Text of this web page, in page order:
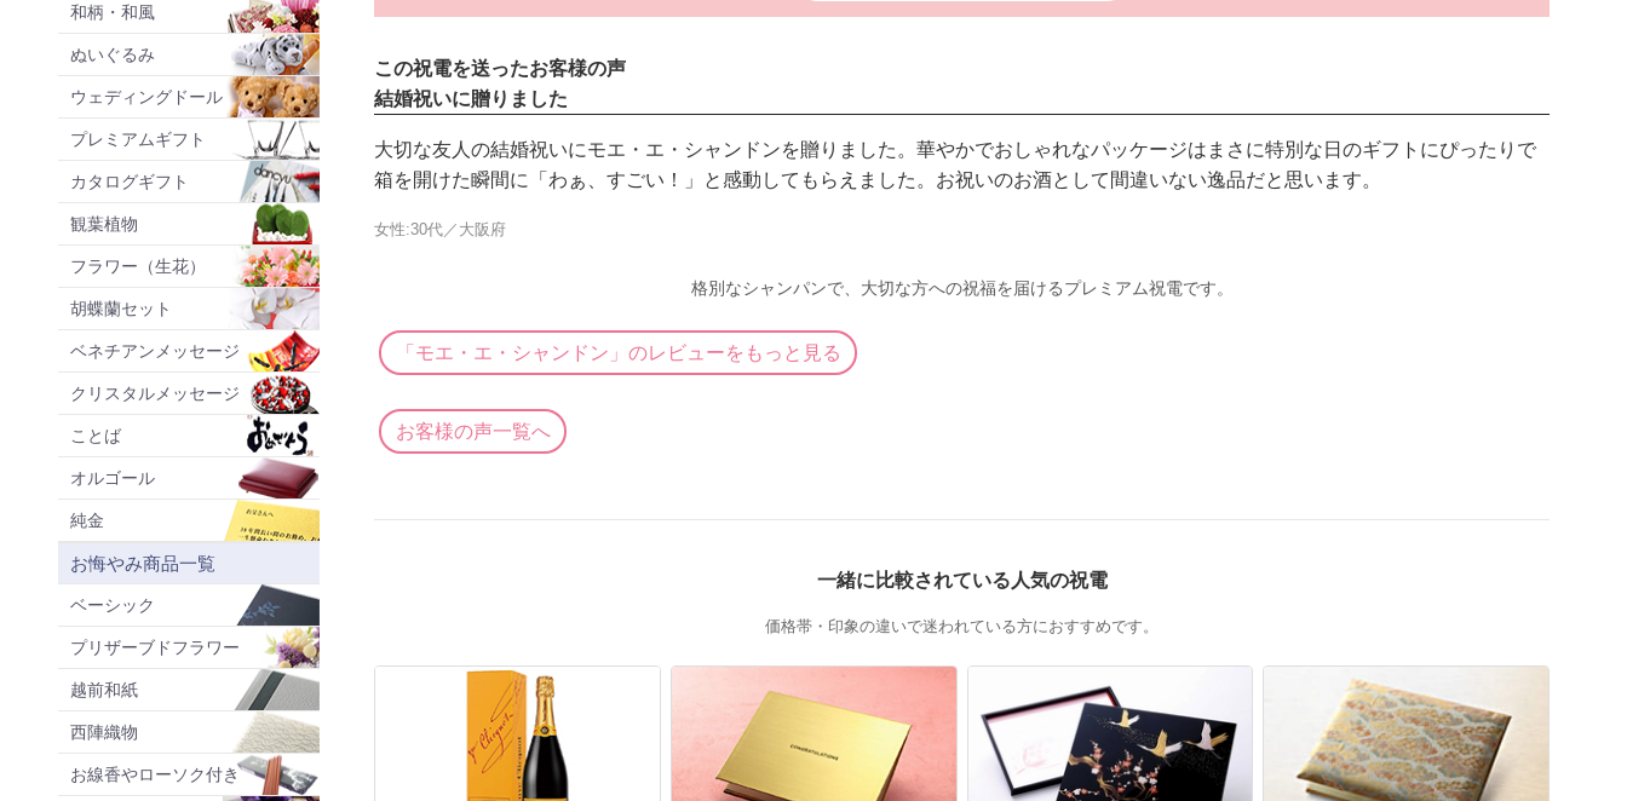
和柄・和風
ぬいぐるみ
ウェディングドール
プレミアムギフト
カタログギフト
観葉植物
フラワー（生花）
胡蝶蘭セット
ベネチアンメッセージ
クリスタルメッセージ
ことば
オルゴール
純金
お悔やみ商品一覧
ベーシック
プリザーブドフラワー
越前和紙
西陣織物
お線香やローソク付き
この祝電を送ったお客様の声
結婚祝いに贈りました
大切な友人の結婚祝いにモエ・エ・シャンドンを贈りました。華やかでおしゃれなパッケージはまさに特別な日のギフトにぴったりで
箱を開けた瞬間に「わぁ、すごい！」と感動してもらえました。お祝いのお酒として間違いない逸品だと思います。
女性:30代／大阪府
格別なシャンパンで、大切な方への祝福を届けるプレミアム祝電です。
「モエ・エ・シャンドン」のレビューをもっと見る
お客様の声一覧へ
一緒に比較されている人気の祝電
価格帯・印象の違いで迷われている方におすすめです。